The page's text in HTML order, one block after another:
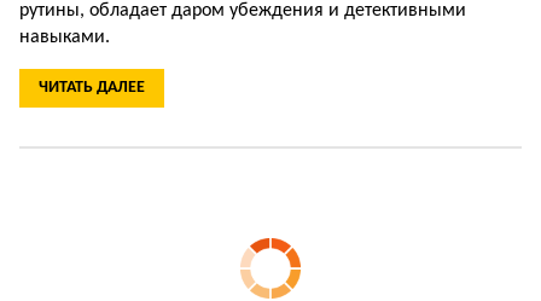
рутины, обладает даром убеждения и детективными
навыками.
ЧИТАТЬ ДАЛЕЕ